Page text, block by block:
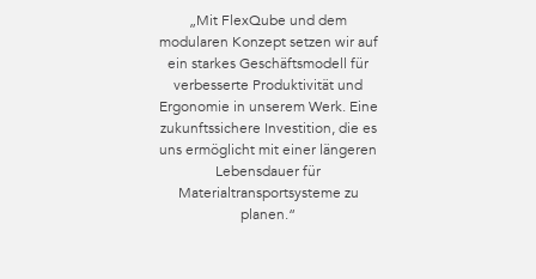
„Mit FlexQube und dem
modularen Konzept setzen wir auf
ein starkes Geschäftsmodell für
verbesserte Produktivität und
Ergonomie in unserem Werk. Eine
zukunftssichere Investition, die es
uns ermöglicht mit einer längeren
Lebensdauer für
Materialtransportsysteme zu
planen.“